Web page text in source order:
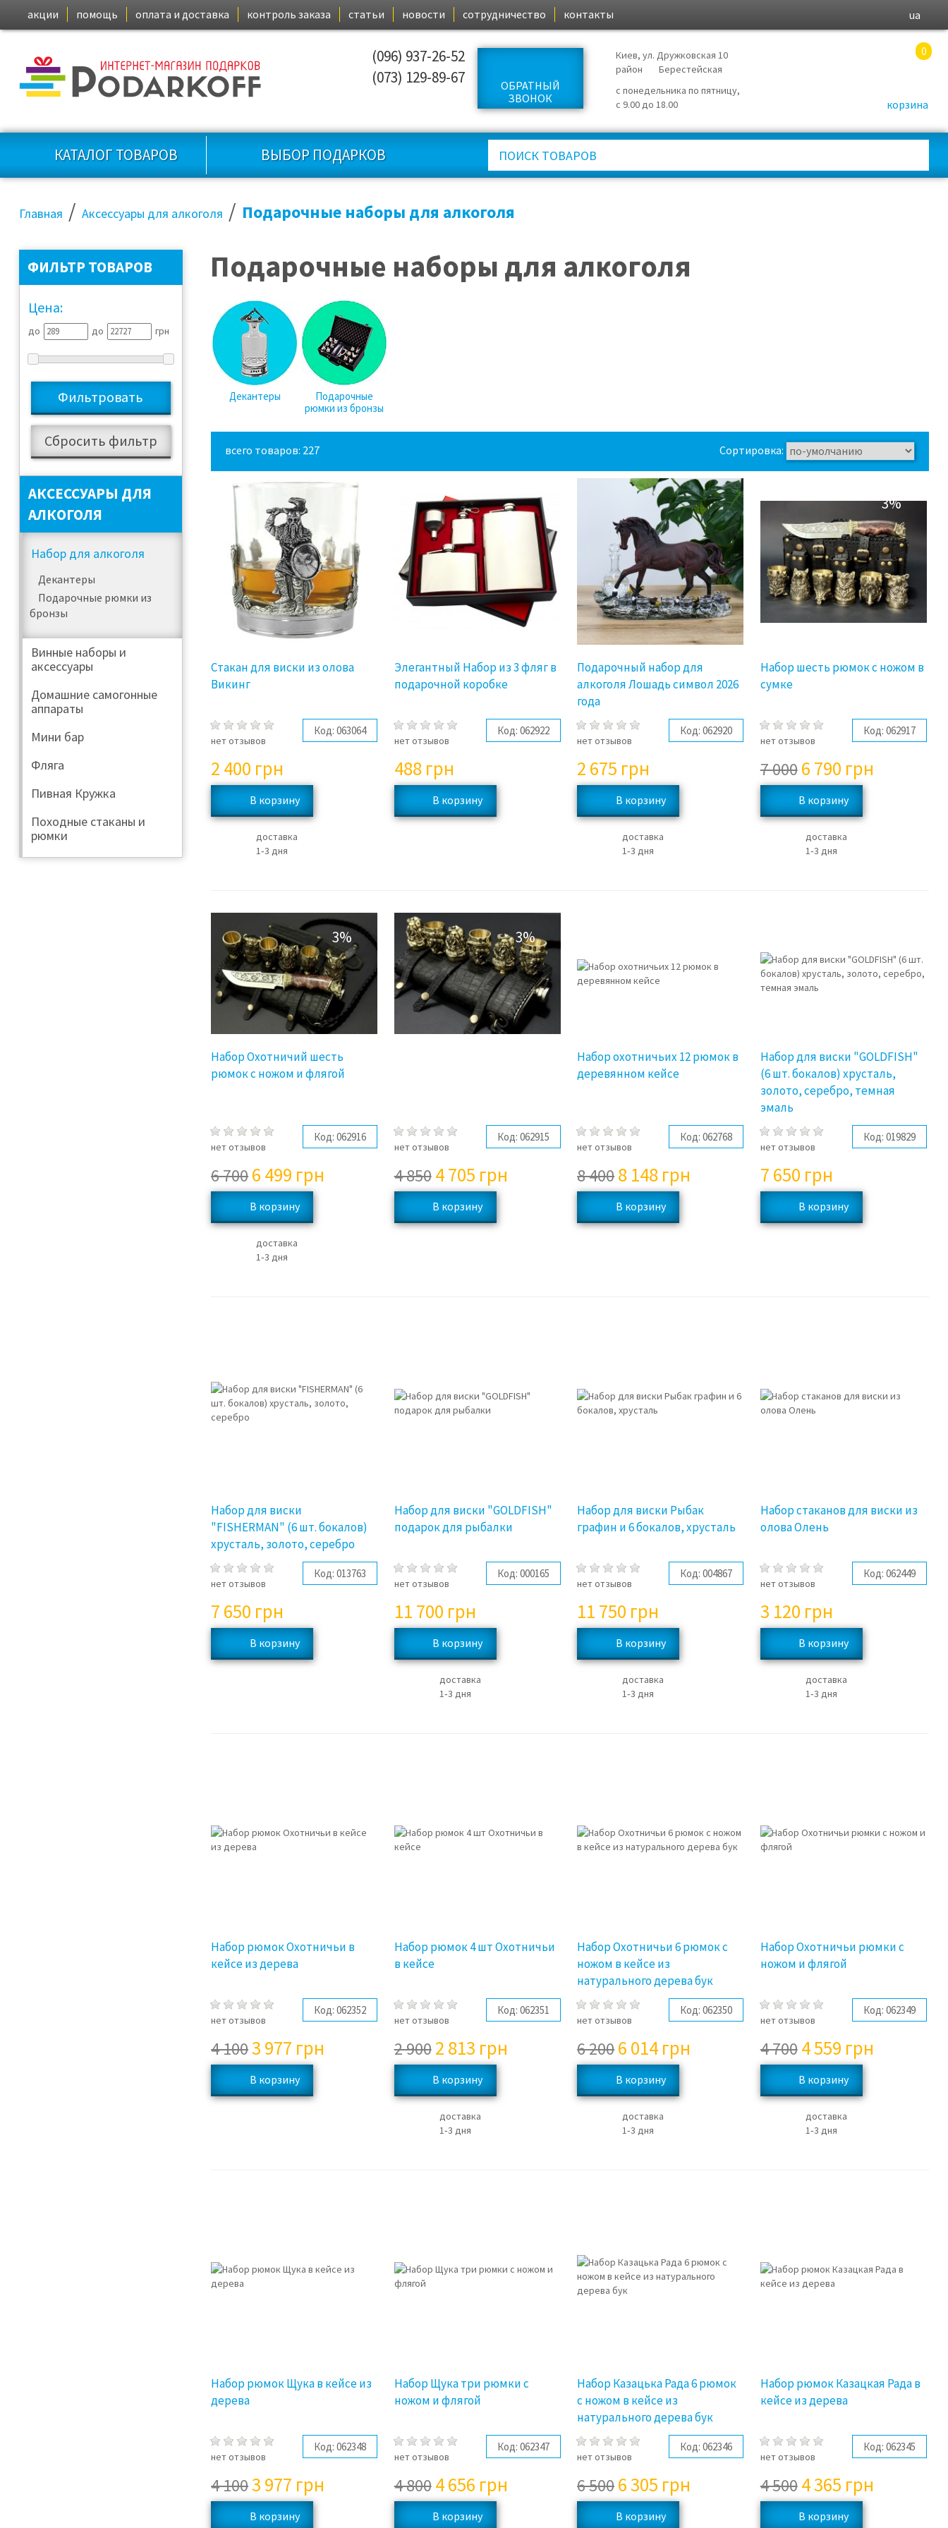
акции помощь оплата и доставка контроль заказа статьи новости сотрудничество контакты ua
(096) 937-26-52
(073) 129-89-67
ОБРАТНЫЙ
ЗВОНОК
Киев, ул. Дружковская 10
район
Берестейская
с понедельника по пятницу,
с 9.00 до 18.00
0
корзина
КАТАЛОГ ТОВАРОВ ВЫБОР ПОДАРКОВ
Главная / Аксессуары для алкоголя / Подарочные наборы для алкоголя
ФИЛЬТР ТОВАРОВ
Цена:
до до грн
АКСЕССУАРЫ ДЛЯ
АЛКОГОЛЯ
Набор для алкоголя
Декантеры
Подарочные рюмки из
бронзы
Винные наборы и
аксессуары
Домашние самогонные
аппараты
Мини бар
Фляга
Пивная Кружка
Походные стаканы и
рюмки
Подарочные наборы для алкоголя
Декантеры
Подарочные
рюмки из бронзы
всего товаров: 227 Сортировка:
Стакан для виски из олова
Викинг
нет отзывов
Код: 063064
2 400 грн
доставка
1‑3 дня
Элегантный Набор из 3 фляг в
подарочной коробке
нет отзывов
Код: 062922
488 грн
Подарочный набор для
алкоголя Лошадь символ 2026
года
нет отзывов
Код: 062920
2 675 грн
доставка
1‑3 дня
3%
Набор шесть рюмок с ножом в
сумке
нет отзывов
Код: 062917
7 0006 790 грн
доставка
1‑3 дня
3%
Набор Охотничий шесть
рюмок с ножом и флягой
нет отзывов
Код: 062916
6 7006 499 грн
доставка
1‑3 дня
3%
нет отзывов
Код: 062915
4 8504 705 грн
Набор охотничьих 12 рюмок в
деревянном кейсе
нет отзывов
Код: 062768
8 4008 148 грн
Набор для виски "GOLDFISH"
(6 шт. бокалов) хрусталь,
золото, серебро, темная
эмаль
нет отзывов
Код: 019829
7 650 грн
Набор для виски
"FISHERMAN" (6 шт. бокалов)
хрусталь, золото, серебро
нет отзывов
Код: 013763
7 650 грн
Набор для виски "GOLDFISH"
подарок для рыбалки
нет отзывов
Код: 000165
11 700 грн
доставка
1‑3 дня
Набор для виски Рыбак
графин и 6 бокалов, хрусталь
нет отзывов
Код: 004867
11 750 грн
доставка
1‑3 дня
Набор стаканов для виски из
олова Олень
нет отзывов
Код: 062449
3 120 грн
доставка
1‑3 дня
Набор рюмок Охотничьи в
кейсе из дерева
нет отзывов
Код: 062352
4 1003 977 грн
Набор рюмок 4 шт Охотничьи
в кейсе
нет отзывов
Код: 062351
2 9002 813 грн
доставка
1‑3 дня
Набор Охотничьи 6 рюмок с
ножом в кейсе из
натурального дерева бук
нет отзывов
Код: 062350
6 2006 014 грн
доставка
1‑3 дня
Набор Охотничьи рюмки с
ножом и флягой
нет отзывов
Код: 062349
4 7004 559 грн
доставка
1‑3 дня
Набор рюмок Щука в кейсе из
дерева
нет отзывов
Код: 062348
4 1003 977 грн
Набор Щука три рюмки с
ножом и флягой
нет отзывов
Код: 062347
4 8004 656 грн
Набор Казацька Рада 6 рюмок
с ножом в кейсе из
натурального дерева бук
нет отзывов
Код: 062346
6 5006 305 грн
Набор рюмок Казацкая Рада в
кейсе из дерева
нет отзывов
Код: 062345
4 5004 365 грн